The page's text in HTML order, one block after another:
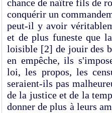
chance de naître fils de
conquérir un
peut-il y avoir
et de plus funeste que
loisible [2] de jouir des
en empêche, ils
loi, les propos, les
seraient-ils pas
de la justice et de la
donner de plus à leurs